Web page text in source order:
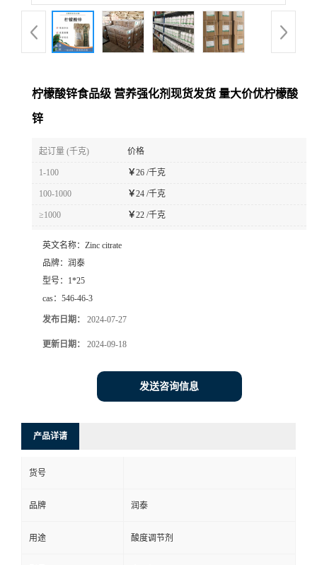
柠檬酸锌食品级 营养强化剂现货发货 量大价优柠檬酸
锌
起订量 (千克) 价格
1-100 ￥26 /千克
100-1000 ￥24 /千克
≥1000 ￥22 /千克
英文名称： Zinc citrate
品牌： 润泰
型号： 1*25
cas： 546-46-3
发布日期： 2024-07-27
更新日期： 2024-09-18
发送咨询信息
产品详请
货号
品牌 润泰
用途 酸度调节剂